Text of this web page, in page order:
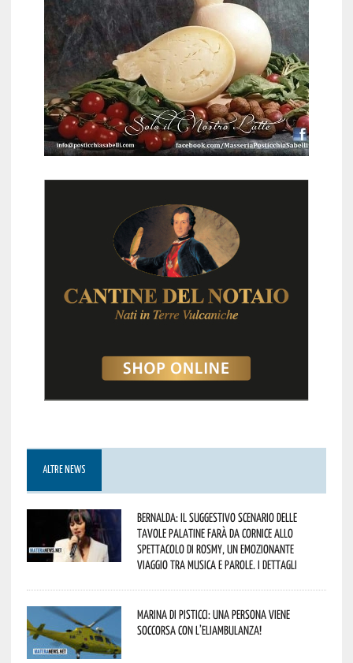
ALTRE NEWS
Bernalda: il suggestivo scenario delle
Tavole Palatine farà da cornice allo
spettacolo di Rosmy, un emozionante
viaggio tra musica e parole. I dettagli
Marina di Pisticci: una persona viene
soccorsa con l’eliambulanza!